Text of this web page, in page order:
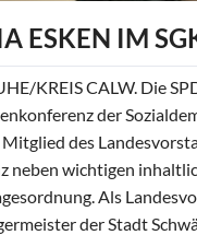
ESKEN IM
KREIS CALW. Die
der
Mitglied des
neben wichtigen
Als
der Stadt